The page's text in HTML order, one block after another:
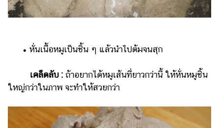
​​ •​ ​หั่นเนื้อหมูเป็นชิ้น ๆ แล้วนำไปต้มจนสุก
เคล็ดลับ : ถ้าอยากได้หมูเส้นที่ยาวกว่านี้ ให้หั่นหมูชิ้น
ใหญ่กว่าในภาพ จะทำให้สวยกว่า